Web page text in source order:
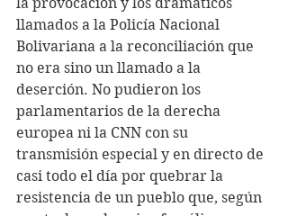
llamados a la Policía Nacional
Bolivariana a la reconciliación que
no era sino un llamado a la
deserción. No pudieron los
parlamentarios de la derecha
europea ni la CNN con su
transmisión especial y en directo de
casi todo el día por quebrar la
resistencia de un pueblo que, según